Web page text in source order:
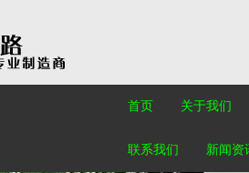
首页 关于我们
联系我们 新闻资